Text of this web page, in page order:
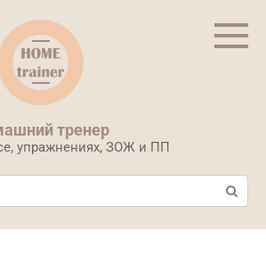
тренер
упражнениях, ЗОЖ и ПП